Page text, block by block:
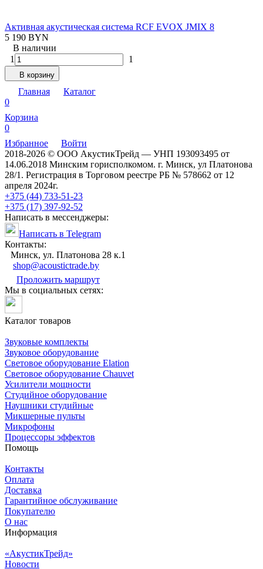
Активная акустическая система RCF EVOX JMIX 8
5 190 BYN
В наличии
1
1
В корзину
Главная
Каталог
0
Корзина
0
Избранное
Войти
2018-2026 © ООО АкустикТрейд — УНП 193093495 от
14.06.2018 Минским горисполкомом. г. Минск, ул Платонова
28/1. Регистрация в Торговом реестре РБ № 578662 от 12
апреля 2024г.
+375 (44) 733-51-23
+375 (17) 397-92-52
Написать в мессенджеры:
Написать в Telegram
Контакты:
Минск, ул. Платонова 28 к.1
shop@acoustictrade.by
Проложить маршрут
Мы в социальных сетях:
Каталог товаров
Звуковые комплекты
Звуковое оборудование
Световое оборудование Elation
Cветовое оборудование Chauvet
Усилители мощности
Студийное оборудование
Наушники студийные
Микшерные пульты
Микрофоны
Процессоры эффектов
Помощь
Контакты
Оплата
Доставка
Гарантийное обслуживание
Покупателю
О нас
Информация
«АкустикТрейд»
Новости